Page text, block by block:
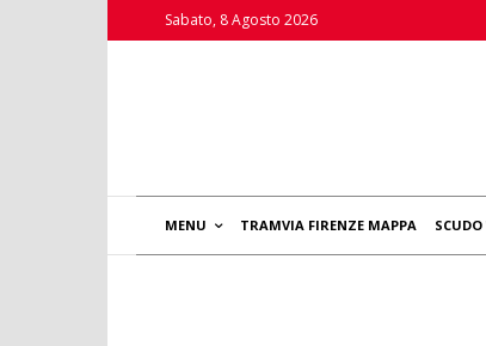
Sabato, 8 Agosto 2026
MENU TRAMVIA FIRENZE MAPPA SCUDO